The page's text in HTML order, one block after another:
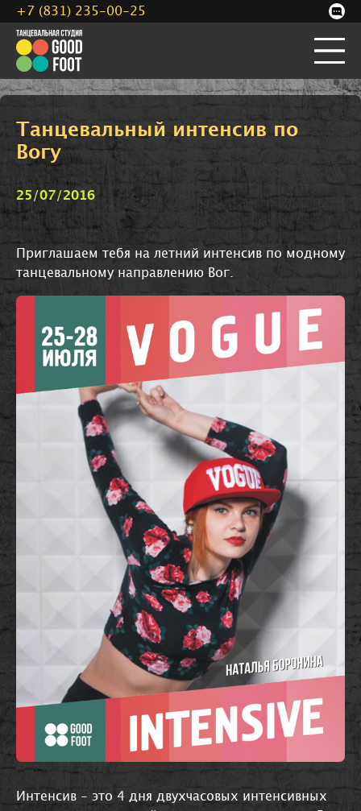
Танцевальный интенсив по
Вогу
25/07/2016
Приглашаем тебя на летний интенсив по модному
танцевальному направлению Вог.
Интенсив - это 4 дня двухчасовых интенсивных
+7 (831) 235-00-25